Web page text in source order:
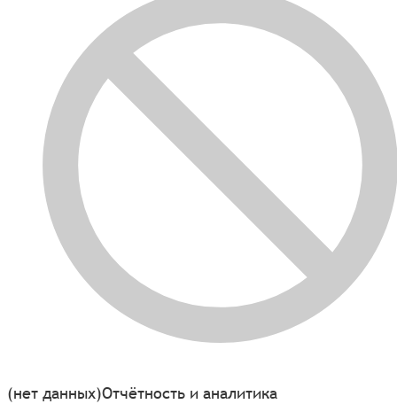
(нет данных)Отчётность и аналитика